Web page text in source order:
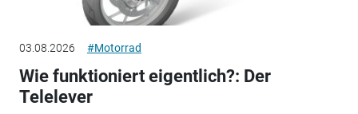
03.08.2026 #Motorrad
Wie funktioniert eigentlich?: Der
Telelever